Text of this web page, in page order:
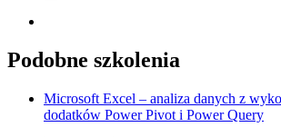
Podobne szkolenia
Microsoft Excel – analiza danych z
dodatków Power Pivot i Power Query